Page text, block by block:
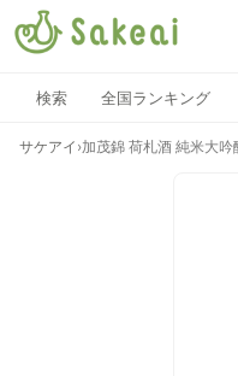
検索 全国ランキング
サケアイ ›加茂錦 荷札酒 純米大